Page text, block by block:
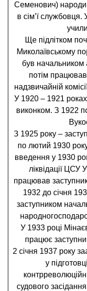
Семенович)
в сім’ї службовця.
Ще підлітком
Миколаївському
був начальником
потім працював
надзвичайній
У 1920 – 1921
виконком. З 1922
З 1925 року –
по лютий 1930
введення у 1930
ліквідації
працював
1932 до січня
заступником
У 1933 році
працює
2 січня 1937 року
у
судового